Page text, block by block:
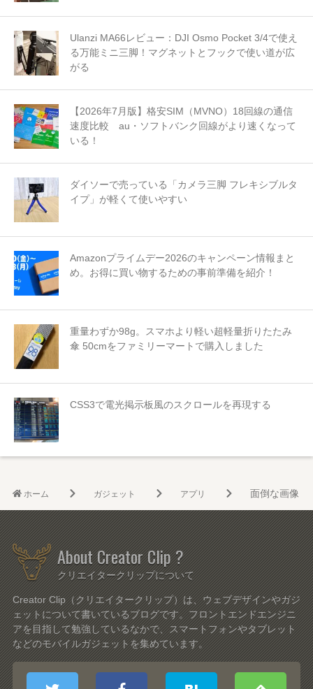
Ulanzi MA66レビュー：DJI Osmo Pocket 3/4で使え
る万能ミニ三脚！マグネットとフックで使い道が広
がる
【2026年7月版】格安SIM（MVNO）18回線の通信
速度比較 au・ソフトバンク回線がより速くなって
いる！
ダイソーで売っている「カメラ三脚 フレキシブルタ
イプ」が軽くて使いやすい
Amazonプライムデー2026のキャンペーン情報まと
め。お得に買い物するための事前準備を紹介！
重量わずか98g。スマホより軽い超軽量折りたたみ
傘 50cmをファミリーマートで購入しました
CSS3で電光掲示板風のスクロールを再現する
ホーム ガジェット アプリ 面倒な画像リ
About Creator Clip ?
クリエイタークリップについて
Creator Clip（クリエイタークリップ）は、ウェブデザインやガジ
ェットについて書いているブログです。フロントエンドエンジニ
アを目指して勉強しているなかで、スマートフォンやタブレット
などのモバイルガジェットを集めています。